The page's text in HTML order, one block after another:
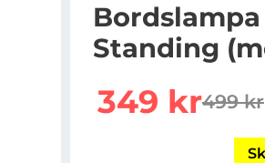
Bordslampa
Standing
rea pris
349 kr499 kr